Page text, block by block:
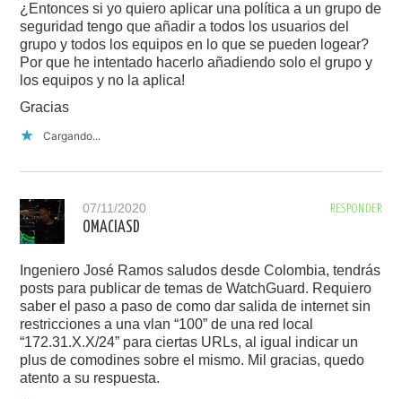
¿Entonces si yo quiero aplicar una política a un grupo de
seguridad tengo que añadir a todos los usuarios del
grupo y todos los equipos en lo que se pueden logear?
Por que he intentado hacerlo añadiendo solo el grupo y
los equipos y no la aplica!
Gracias
Cargando...
RESPONDER
07/11/2020
OMACIASD
Ingeniero José Ramos saludos desde Colombia, tendrás
posts para publicar de temas de WatchGuard. Requiero
saber el paso a paso de como dar salida de internet sin
restricciones a una vlan “100” de una red local
“172.31.X.X/24” para ciertas URLs, al igual indicar un
plus de comodines sobre el mismo. Mil gracias, quedo
atento a su respuesta.